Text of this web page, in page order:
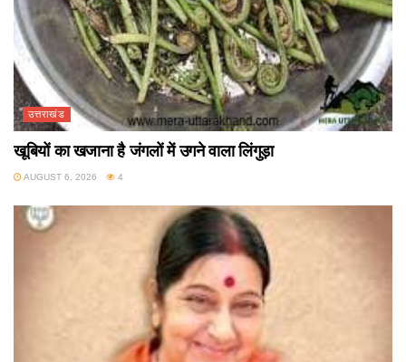
उत्तराखंड
खूबियों का खजाना है जंगलों में उगने वाला लिंगुड़ा
AUGUST 6, 2026 4